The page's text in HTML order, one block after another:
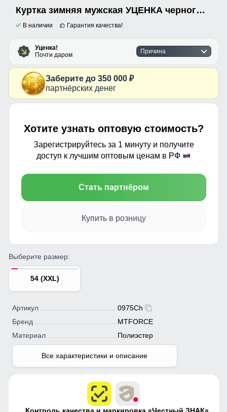
Куртка зимняя мужская УЦЕНКА черного цвета 0975Ch
В наличии Гарантия качества!
Уценка!
Почти даром
Причина
Заберите до 350 000 ₽
партнёрских денег
Хотите узнать оптовую стоимость?
Зарегистрируйтесь за 1 минуту и получите
доступ к лучшим оптовым ценам в РФ
Стать партнёром
Купить в розницу
Выберите размер:
54 (XXL)
Артикул
0975Ch
Бренд
MTFORCE
Материал
Полиэстер
Все характеристики и описание
Контроль качества и маркировка «Честный ЗНАК»